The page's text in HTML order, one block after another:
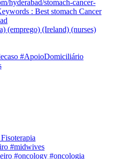
hyderabad/stomach-cancer-
: Best stomach Cancer
(emprego) (Ireland) (nurses)
#ApoioDomiciliário
#midwives
#oncology #oncologia